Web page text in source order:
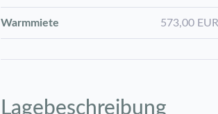
Warmmiete 573,00 EUR
Lagebeschreibung